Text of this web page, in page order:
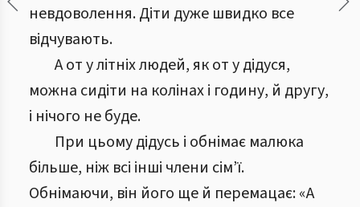
невдоволення. Діти дуже швидко все
відчувають.
А от у літніх людей, як от у дідуся,
можна сидіти на колінах і годину, й другу,
і нічого не буде.
При цьому дідусь і обнімає малюка
більше, ніж всі інші члени сім’ї.
Обнімаючи, він його ще й перемацає: «А